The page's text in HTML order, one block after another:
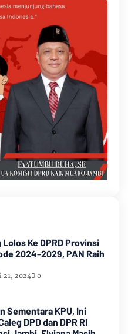
Lolos Ke DPRD Provinsi
2024-2029, PAN Raih
21, 2024 0
Sementara KPU, Ini
DPD dan DPR RI